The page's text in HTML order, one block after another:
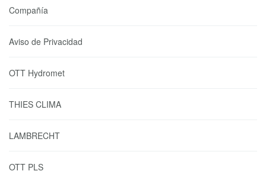
Compañía
Aviso de Privacidad
OTT Hydromet
THIES CLIMA
LAMBRECHT
OTT PLS